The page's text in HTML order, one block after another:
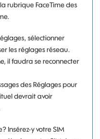
rubrique FaceTime des
sélectionner
les réglages réseau.
il faudra se reconnecter
des Réglages pour
devrait avoir
Insérez-y votre SIM